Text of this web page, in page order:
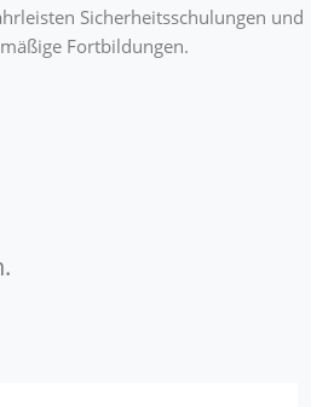
Sicherheitsschulungen und
Fortbildungen.